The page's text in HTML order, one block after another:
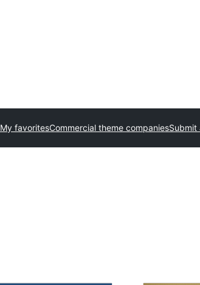
Submit
Commercial theme companies
My favorites